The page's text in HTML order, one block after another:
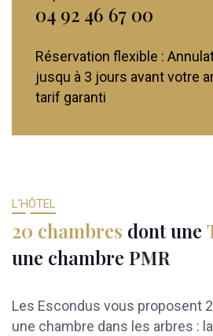
04 92 46 67 00
Réservation flexible :
jusqu à 3 jours avant votre
tarif garanti
L'HÔTEL
20 chambres dontune
une chambre PMR
Les Escondus vous proposent
une chambre dans les arbres :